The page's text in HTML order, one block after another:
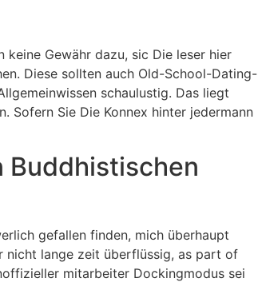
Gewähr dazu, sic Die leser hier
Diese sollten auch Old-School-Dating-
schaulustig. Das liegt
Sofern Sie Die Konnex hinter jedermann
Buddhistischen
gefallen finden, mich überhaupt
nicht lange zeit überflüssig, as part of
mitarbeiter Dockingmodus sei